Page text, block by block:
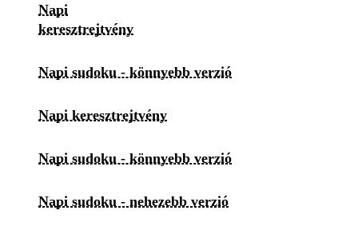
Napi
keresztrejtvény
Napi sudoku - könnyebb verzió
Napi keresztrejtvény
Napi sudoku - könnyebb verzió
Napi sudoku - nehezebb verzió